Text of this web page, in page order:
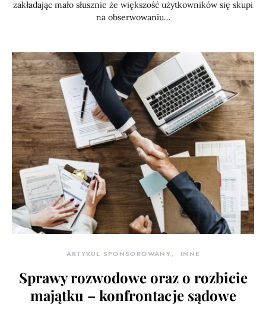
zakładając mało słusznie że większość użytkowników się skupi
na obserwowaniu…
ARTYKUŁ SPONSOROWANY INNE
Sprawy rozwodowe oraz o rozbicie
majątku – konfrontacje sądowe